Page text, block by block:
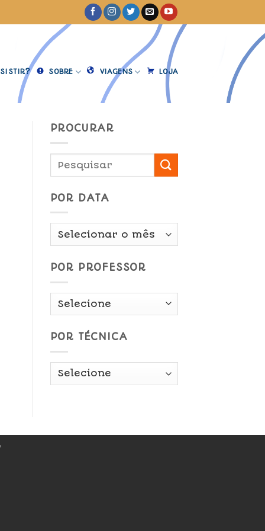
SOBRE VIAGENS LOJA
PROCURAR
POR DATA
Por
POR PROFESSOR
POR TÉCNICA